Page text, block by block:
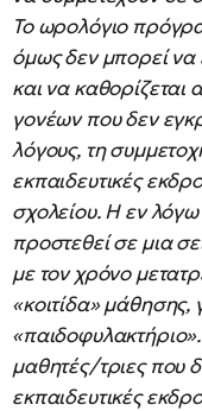
Το ωρολόγιο
όμως δεν μπορεί να
και να καθορίζεται
γονέων που δεν
λόγους, τη
εκπαιδευτικές
σχολείου. Η εν
προστεθεί σε μια
με τον χρόνο
«κοιτίδα» μάθησης,
μαθητές/τριες που
εκπαιδευτικές